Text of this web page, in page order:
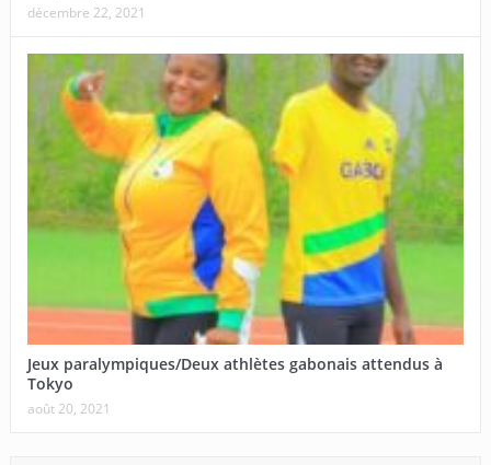
décembre 22, 2021
Jeux paralympiques/Deux athlètes gabonais attendus à
Tokyo
août 20, 2021